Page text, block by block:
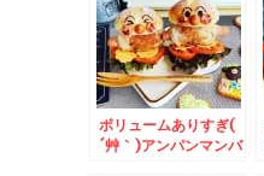
チースタンメン(*´艸
`*)
ボリュームありすぎ(
´艸｀)アンパンマンバ